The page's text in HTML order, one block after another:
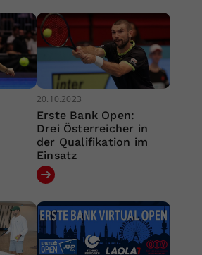
20.10.2023
Erste Bank Open:
Drei Österreicher in
der Qualifikation im
Einsatz